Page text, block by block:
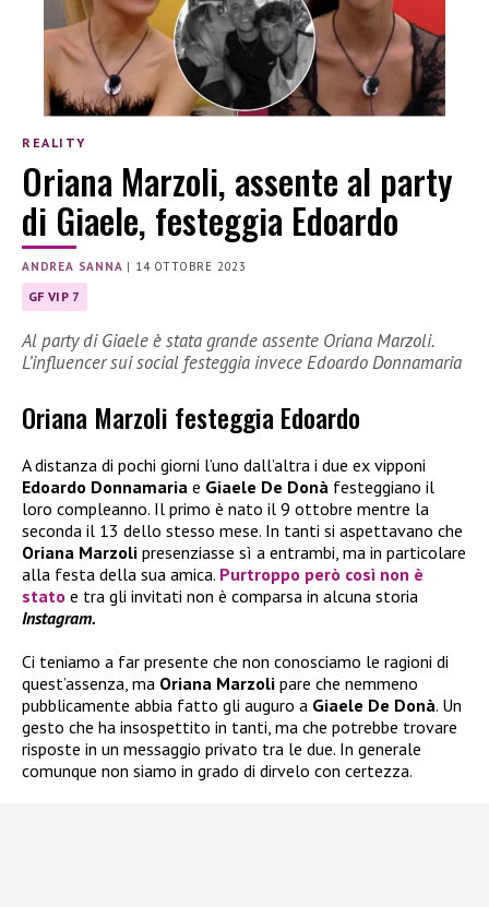
REALITY
Oriana Marzoli, assente al party
di Giaele, festeggia Edoardo
ANDREA SANNA | 14 OTTOBRE 2023
GF VIP 7
Al party di Giaele è stata grande assente Oriana Marzoli.
L’influencer sui social festeggia invece Edoardo Donnamaria
Oriana Marzoli festeggia Edoardo
A distanza di pochi giorni l’uno dall’altra i due ex vipponi
Edoardo Donnamaria e Giaele De Donà festeggiano il
loro compleanno. Il primo è nato il 9 ottobre mentre la
seconda il 13 dello stesso mese. In tanti si aspettavano che
Oriana Marzoli presenziasse sì a entrambi, ma in particolare
alla festa della sua amica. Purtroppo però così non è
stato e tra gli invitati non è comparsa in alcuna storia
Instagram.
Ci teniamo a far presente che non conosciamo le ragioni di
quest’assenza, ma Oriana Marzoli pare che nemmeno
pubblicamente abbia fatto gli auguro a Giaele De Donà. Un
gesto che ha insospettito in tanti, ma che potrebbe trovare
risposte in un messaggio privato tra le due. In generale
comunque non siamo in grado di dirvelo con certezza.